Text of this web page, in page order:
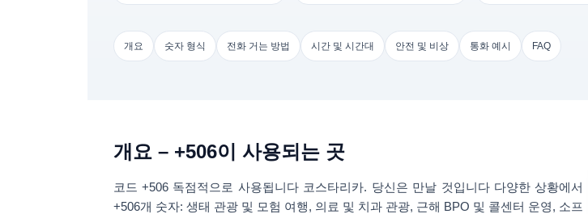
개요 숫자 형식 전화 거는 방법 시간 및 시간대 안전 및 비상 통화 예시 FAQ
개요 – +506이 사용되는 곳
코드 +506독점적으로 사용됩니다 코스타리카. 당신은 만날 것입니다 다양한 상황에서
+506개 숫자: 생태 관광 및 모험 여행, 의료 및 치과 관광, 근해 BPO 및 콜센터 운영, 소프